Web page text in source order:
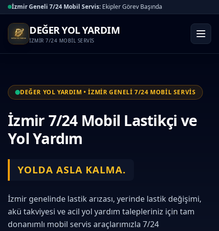
İzmir Geneli 7/24 Mobil Servis: Ekipler Görev Başında
DEĞER YOL YARDIM
İZMİR 7/24 MOBİL SERVİS
DEĞER YOL YARDIM • İZMİR GENELİ 7/24 MOBİL SERVİS
İzmir 7/24 Mobil Lastikçi ve
Yol Yardım
YOLDA ASLA KALMA.
İzmir genelinde lastik arızası, yerinde lastik değişimi,
akü takviyesi ve acil yol yardım talepleriniz için tam
donanımlı mobil servis araçlarımızla 7/24